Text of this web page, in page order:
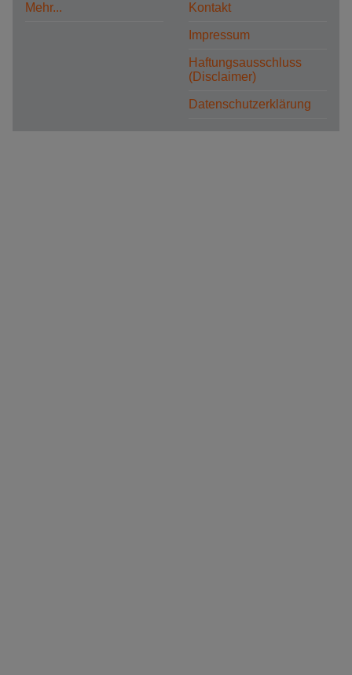
Mehr... Kontakt
Impressum
Haftungsausschluss
(Disclaimer)
Datenschutzerklärung